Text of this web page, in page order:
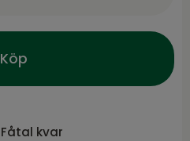
Köp
Fåtal kvar